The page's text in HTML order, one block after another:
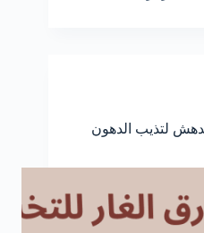
لتذيب الدهون